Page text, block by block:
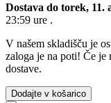
Dostava do torek, 11.
23:59 ure .
V našem skladišču je
zaloga je na poti! Če je
dostave.
Dodajte v košarico